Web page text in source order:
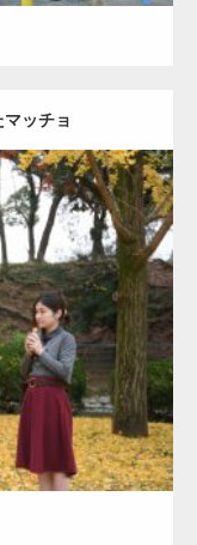
ッチョ
マッチョ) 上腕三頭筋